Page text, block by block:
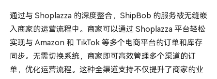
通过与 Shoplazza 的深度整合，ShipBob 的服务被无缝嵌
入商家的运营流程中。商家可以通过 Shoplazza 平台轻松
实现与 Amazon 和 TikTok 等多个电商平台的订单和库存
同步。无需切换系统，商家即可高效管理多个渠道的订
单，优化运营流程。这种全渠道支持不仅提升了商家的业